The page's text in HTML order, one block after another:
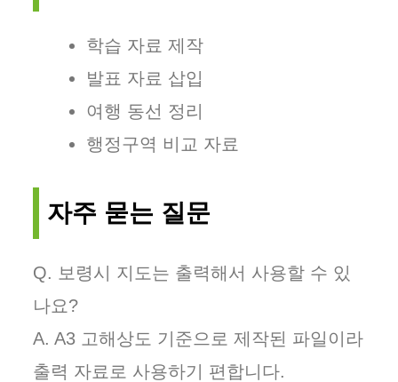
학습 자료 제작
발표 자료 삽입
여행 동선 정리
행정구역 비교 자료
자주 묻는 질문
Q. 보령시 지도는 출력해서 사용할 수 있
나요?
A. A3 고해상도 기준으로 제작된 파일이라
출력 자료로 사용하기 편합니다.